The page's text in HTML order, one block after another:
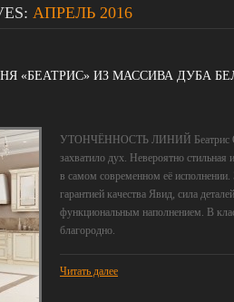
АПРЕЛЬ 2016
«БЕАТРИС» ИЗ МАССИВА ДУБА
УТОНЧЁННОСТЬ ЛИНИЙ Беатрис
захватило дух. Невероятно стильная
в самом современном её исполнении.
гарантией качества Явид, сила
функциональным наполнением. В
благородно.
Читать далее